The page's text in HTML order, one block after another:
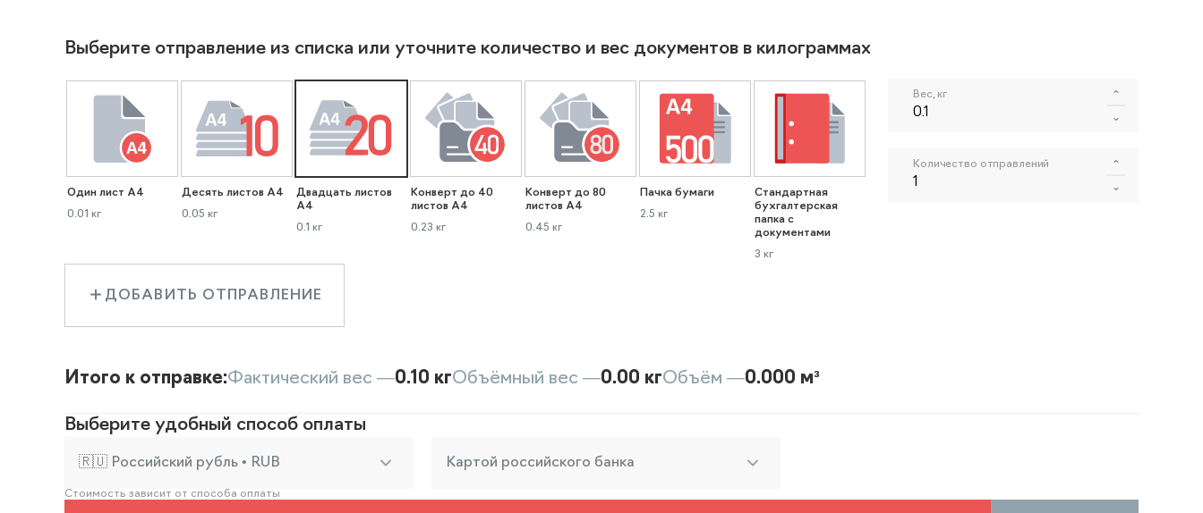
Выберите отправление из списка или уточните количество и вес документов в килограммах
Один лист А4
0.01 кг
Десять листов А4
0.05 кг
Двадцать листов
А4
0.1 кг
Конверт до 40
листов А4
0.23 кг
Конверт до 80
листов А4
0.45 кг
Пачка бумаги
2.5 кг
Стандартная
бухгалтерская
папка с
документами
3 кг
Вес, кг
Количество отправлений
ДОБАВИТЬ ОТПРАВЛЕНИЕ
Итого к отправке:Фактический вес —0.10 кгОбъёмный вес —0.00 кгОбъём —0.000 м³
Выберите удобный способ оплаты
🇷🇺 Российский рубль • RUB Картой российского банка
Стоимость зависит от способа оплаты